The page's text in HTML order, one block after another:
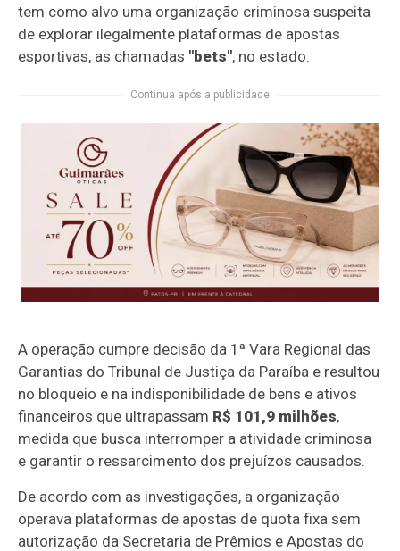
tem como alvo uma organização criminosa suspeita
de explorar ilegalmente plataformas de apostas
esportivas, as chamadas "bets", no estado.
Continua após a publicidade
A operação cumpre decisão da 1ª Vara Regional das
Garantias do Tribunal de Justiça da Paraíba e resultou
no bloqueio e na indisponibilidade de bens e ativos
financeiros que ultrapassam R$ 101,9 milhões,
medida que busca interromper a atividade criminosa
e garantir o ressarcimento dos prejuízos causados.
De acordo com as investigações, a organização
operava plataformas de apostas de quota fixa sem
autorização da Secretaria de Prêmios e Apostas do